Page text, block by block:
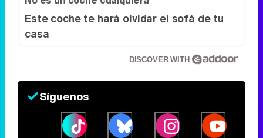
No es un coche cualquiera